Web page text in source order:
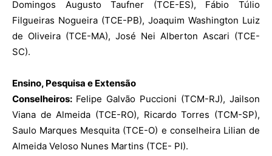
Domingos Augusto Taufner (TCE-ES), Fábio Túlio
Filgueiras Nogueira (TCE-PB), Joaquim Washington Luiz
de Oliveira (TCE-MA), José Nei Alberton Ascari (TCE-
SC).
Ensino, Pesquisa e Extensão
Conselheiros: Felipe Galvão Puccioni (TCM-RJ), Jailson
Viana de Almeida (TCE-RO), Ricardo Torres (TCM-SP),
Saulo Marques Mesquita (TCE-O) e conselheira Lilian de
Almeida Veloso Nunes Martins (TCE- PI).